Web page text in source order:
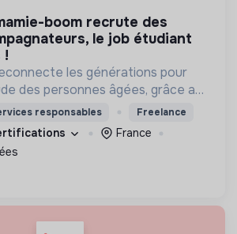
le job étudiant
!
les générations pour
des personnes âgées, grâce aux
chaque semaine.
responsables Freelance
France